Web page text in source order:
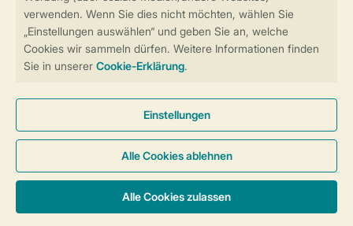
Sicherstellung Deiner Privatsphäre
Cookies und Banner
Barrierefreiheit
© 2026 Landal GreenParks GmbH